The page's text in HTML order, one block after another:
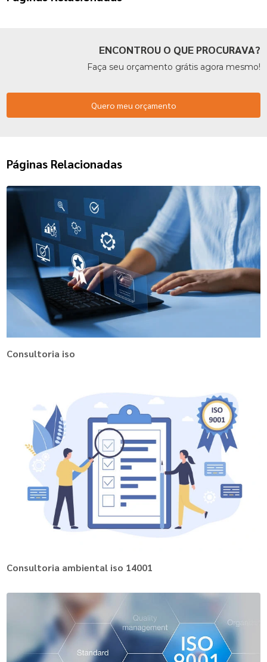
ENCONTROU O QUE PROCURAVA?
Faça seu orçamento grátis agora mesmo!
Quero meu orçamento
Páginas Relacionadas
Consultoria iso
Consultoria ambiental iso 14001